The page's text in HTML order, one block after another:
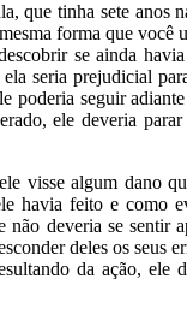
que tinha sete anos
forma que
se ainda
seria prejudicial
poderia seguir
ele deveria
visse algum dano
havia feito e como
deveria se sentir
deles os seus
da ação, ele